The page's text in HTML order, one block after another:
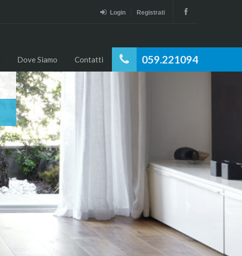
Login Registrati
059.221094
Dove Siamo Contatti